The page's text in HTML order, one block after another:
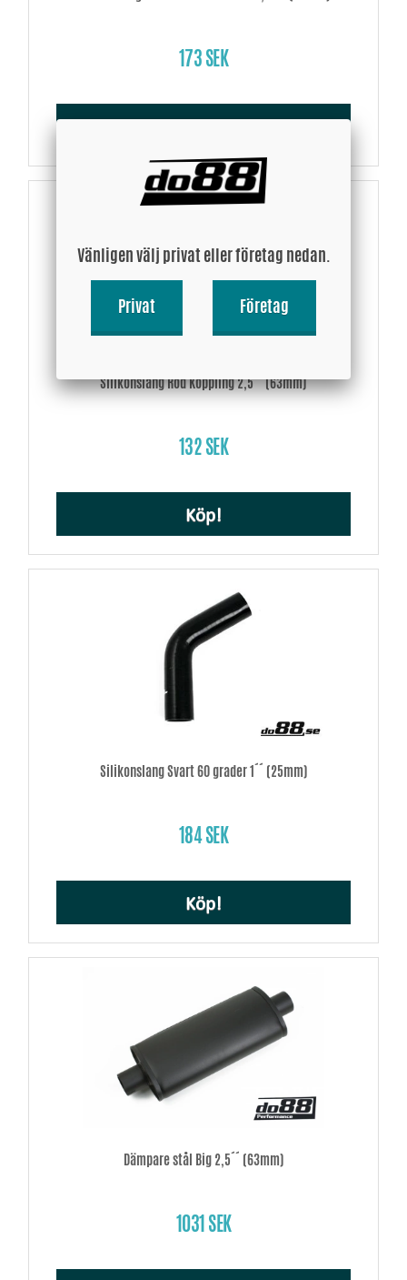
173 SEK
Silikonslang Röd Koppling 2,5´´ (63mm)
132 SEK
Köp!
Silikonslang Svart 60 grader 1´´ (25mm)
184 SEK
Köp!
Dämpare stål Big 2,5´´ (63mm)
1031 SEK
Vänligen välj privat eller företag nedan.
Privat Företag